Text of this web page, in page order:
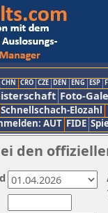
CHN CRO CZE DEN ENG ESP
Foto-
Schnellschach-Elozahl
AUT FIDE
den